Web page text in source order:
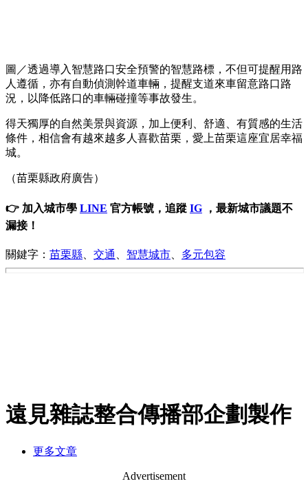
圖／透過導入智慧路口安全預警的智慧路標，不但可提醒用路
人遵循，亦有自動偵測幹道車輛，提醒支道來車留意路口路
況，以降低路口的車輛碰撞等事故發生。
得天獨厚的自然美景與資源，加上便利、舒適、有質感的生活
條件，相信會有越來越多人喜歡苗栗，愛上苗栗這座宜居幸福
城。
（苗栗縣政府廣告）
👉 加入城市學 LINE 官方帳號，追蹤 IG ，最新城市議題不
漏接！
關鍵字： 苗栗縣 交通 智慧城市 多元包容
遠見雜誌整合傳播部企劃製作
更多文章
Advertisement